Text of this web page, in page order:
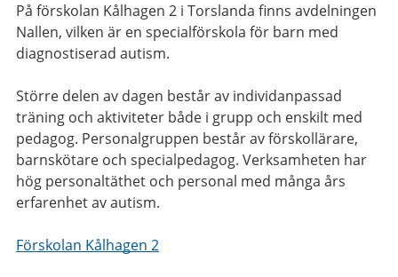
På förskolan Kålhagen 2 i Torslanda finns avdelningen
Nallen, vilken är en specialförskola för barn med
diagnostiserad autism.
Större delen av dagen består av individanpassad
träning och aktiviteter både i grupp och enskilt med
pedagog. Personalgruppen består av förskollärare,
barnskötare och specialpedagog. Verksamheten har
hög personaltäthet och personal med många års
erfarenhet av autism.
Förskolan Kålhagen 2